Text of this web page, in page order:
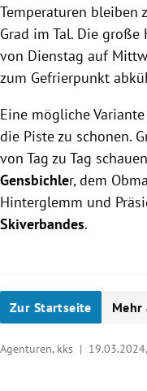
Temperaturen bleiben
Grad im Tal. Die
von Dienstag auf
zum Gefrierpunkt
Eine mögliche
die Piste zu schonen.
von Tag zu Tag
Gensbichler, dem
Hinterglemm und
Skiverbandes.
Zur Startseite Mehr
Agenturen, kks |